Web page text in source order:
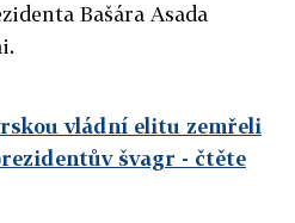
Bašára Asada
vládní elitu zemřeli
švagr - čtěte